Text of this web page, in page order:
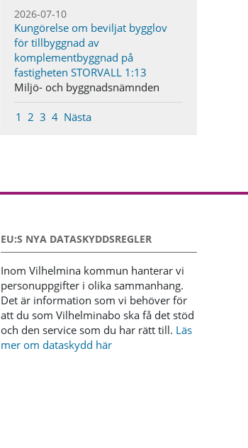
2026-07-10
Kungörelse om beviljat bygglov
för tillbyggnad av
komplementbyggnad på
fastigheten STORVALL 1:13
Miljö- och byggnadsnämnden
1 2 3 4 Nästa
EU:S NYA DATASKYDDSREGLER
Inom Vilhelmina kommun hanterar vi
personuppgifter i olika sammanhang.
Det är information som vi behöver för
att du som Vilhelminabo ska få det stöd
och den service som du har rätt till. Läs
mer om dataskydd här